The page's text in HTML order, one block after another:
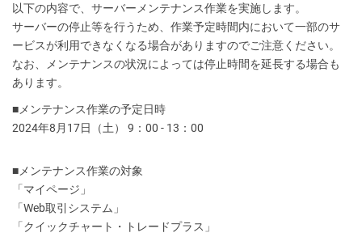
以下の内容で、サーバーメンテナンス作業を実施します。
サーバーの停止等を行うため、作業予定時間内において一部のサ
ービスが利用できなくなる場合がありますのでご注意ください。
なお、メンテナンスの状況によっては停止時間を延長する場合も
あります。
■メンテナンス作業の予定日時
2024年8月17日（土） 9：00 - 13：00
■メンテナンス作業の対象
「マイページ」
「Web取引システム」
「クイックチャート・トレードプラス」